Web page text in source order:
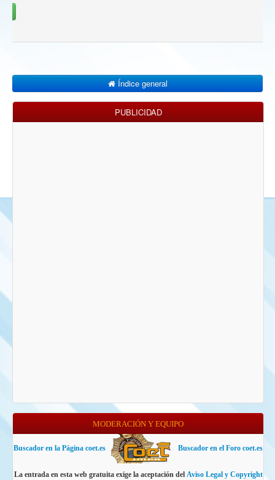
Índice general
PUBLICIDAD
MODERACIÓN Y EQUIPO
Buscador en la Página coet.es Buscador en el Foro coet.es
La entrada en esta web gratuita exige la aceptación del Aviso Legal y Copyright